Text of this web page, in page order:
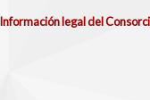
Información legal del